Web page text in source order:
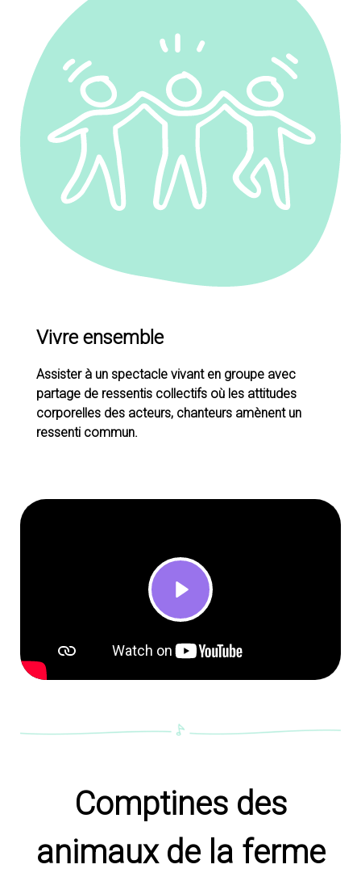
Vivre ensemble
Assister à un spectacle vivant en groupe avec
partage de ressentis collectifs où les attitudes
corporelles des acteurs, chanteurs amènent un
ressenti commun.
Play
Comptines des
animaux de la ferme